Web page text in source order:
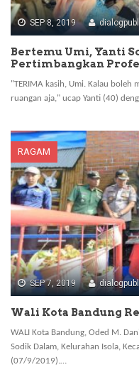
SEP 8, 2019
Bertemu Umi, Yanti
Pertimbangkan
"TERIMA kasih, Umi. Kalau boleh
ruangan aja," ucap Yanti (40)
RAGAM
SEP 7, 2019
Wali Kota Bandung
WALI Kota Bandung, Oded M.
Sodik Dalam, Kelurahan Isola,
(07/9/2019).…